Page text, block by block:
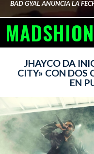
MADSHION
JHAYCO DA
CITY» CON DOS
EN